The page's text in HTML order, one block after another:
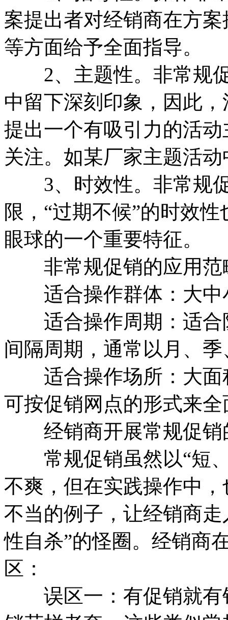
案提出者对经销商在方
等方面给予全面指导。
2、主题性。非常规促
中留下深刻印象，因此
提出一个有吸引力的活
关注。如某厂家主题活动
3、时效性。非常规促
限，“过期不候”的时效
眼球的一个重要特征。
非常规促销的应用范
适合操作群体：大中
适合操作周期：适合
间隔周期，通常以月、
适合操作场所：大面
可按促销网点的形式来
经销商开展常规促销
常规促销虽然以“短、
不爽，但在实践操作中
不当的例子，让经销商
性自杀”的怪圈。经销商
区：
误区一：有促销就有